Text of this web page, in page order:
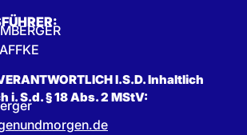
I.S.D. Inhaltlich
i. S.d. § 18 Abs. 2 MStV: